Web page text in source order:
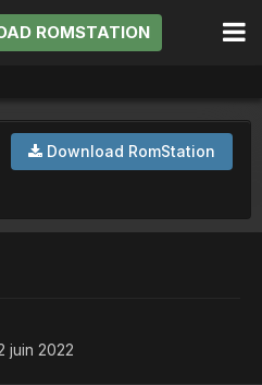
ROMSTATION
Download RomStation
juin 2022